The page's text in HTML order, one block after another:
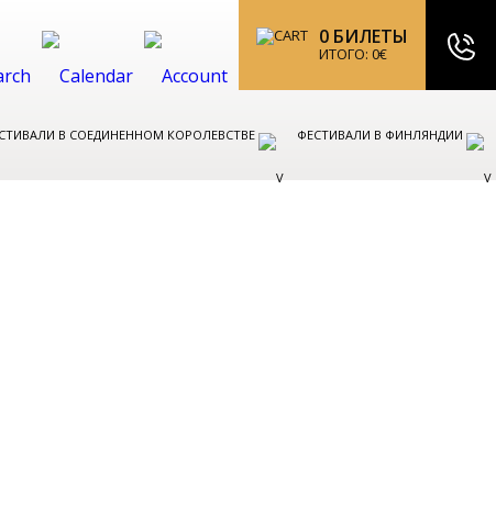
0 БИЛЕТЫ
ИТОГО: 0€
В СОЕДИНЕННОМ КОРОЛЕВСТВЕ ФЕСТИВАЛИ В ФИНЛЯНДИИ